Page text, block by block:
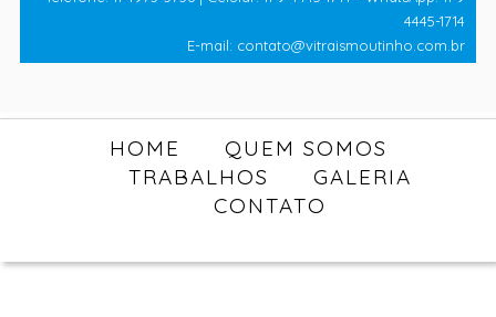
4445-1714
E-mail: contato@vitraismoutinho.com.br
HOME
QUEM SOMOS
TRABALHOS
GALERIA
CONTATO